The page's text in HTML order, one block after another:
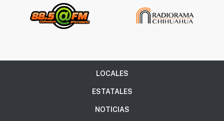
LOCALES
ESTATALES
NOTICIAS